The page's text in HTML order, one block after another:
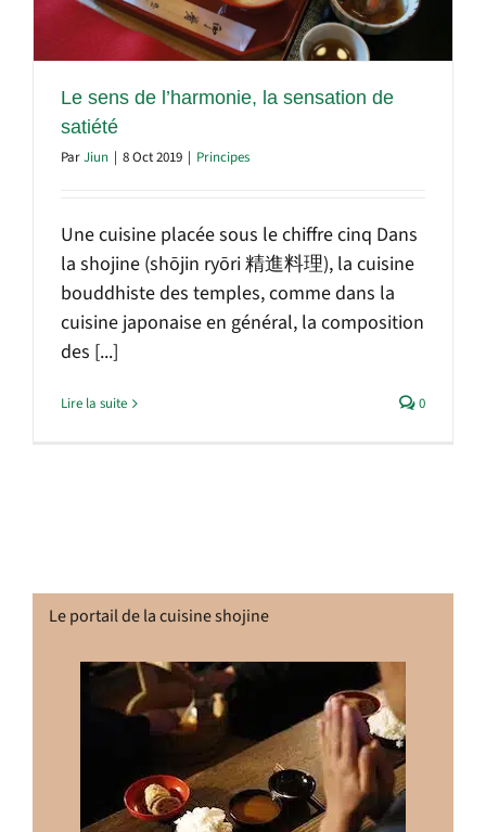
Le sens de l’harmonie, la sensation de
satiété
ParJiun | 8 Oct 2019 | Principes
Une cuisine placée sous le chiffre cinq Dans
la shojine (shōjin ryōri 精進料理), la cuisine
bouddhiste des temples, comme dans la
cuisine japonaise en général, la composition
des [...]
Lire la suite 0
Le portail de la cuisine shojine